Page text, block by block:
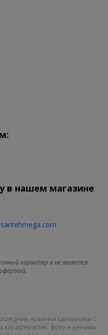
в нашем магазине
характер и не является
новинки сантехники с
фото и ценами.